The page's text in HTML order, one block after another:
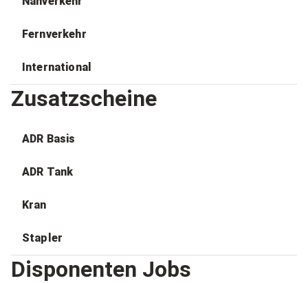
Fernverkehr
International
Zusatzscheine
ADR Basis
ADR Tank
Kran
Stapler
Disponenten Jobs